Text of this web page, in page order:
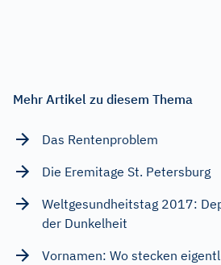
Mehr Artikel zu diesem Thema
Das Rentenproblem
Die Eremitage St. Petersburg
Weltgesundheitstag 2017:
der Dunkelheit
Vornamen: Wo stecken